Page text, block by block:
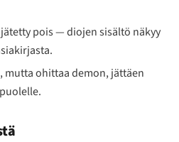
pois — diojen sisältö näkyy
mutta ohittaa demon, jättäen